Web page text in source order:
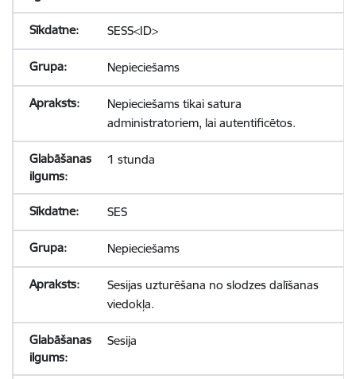
SESS<ID>
Nepieciešams
Nepieciešams tikai satura
administratoriem, lai autentificētos.
1 stunda
SES
Nepieciešams
Sesijas uzturēšana no slodzes dalīšanas
viedokļa.
Sesija